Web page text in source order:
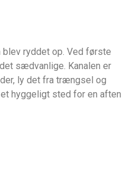
blev ryddet op. Ved første
sædvanlige. Kanalen er
ly det fra trængsel og
hyggeligt sted for en aften